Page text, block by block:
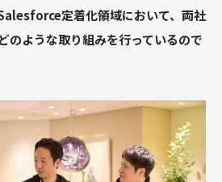
Salesforce定着化領域において、両社
のような取り組みを行っているので